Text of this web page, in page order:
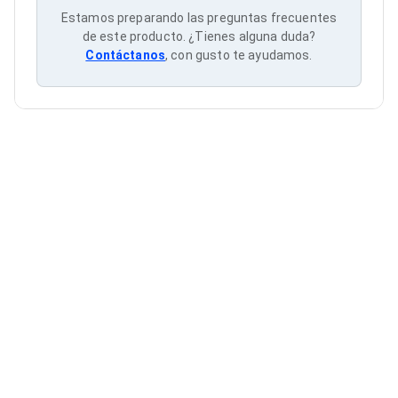
Cables KVM
Fuentes de Poder
Enfriamiento para Servidores
Servidores
Estamos preparando las preguntas frecuentes
de este producto. ¿Tienes alguna duda?
Contáctanos, con gusto te ayudamos.